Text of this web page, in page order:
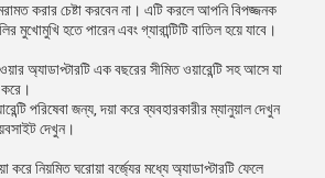
করার চেষ্টা করবেন না। এটি করলে আপনি বিপজ্জনক
মুখোমুখি হতে পারেন এবং গ্যারান্টিটি বাতিল হয়ে যাবে।
অ্যাডাপ্টারটি এক বছরের সীমিত ওয়ারেন্টি সহ আসে যা
পরিষেবা জন্য, দয়া করে ব্যবহারকারীর ম্যানুয়াল দেখুন
দেখুন।
করে নিয়মিত ঘরোয়া বর্জ্যের মধ্যে অ্যাডাপ্টারটি ফেলে